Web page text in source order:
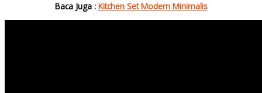
Baca Juga : Kitchen Set Modern Minimalis